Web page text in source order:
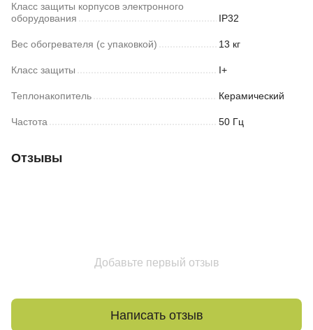
Класс защиты корпусов электронного
оборудования
IP32
Вес обогревателя (с упаковкой) 13 кг
Класс защиты I+
Теплонакопитель Керамический
Частота 50 Гц
Отзывы
Добавьте первый отзыв
Написать отзыв